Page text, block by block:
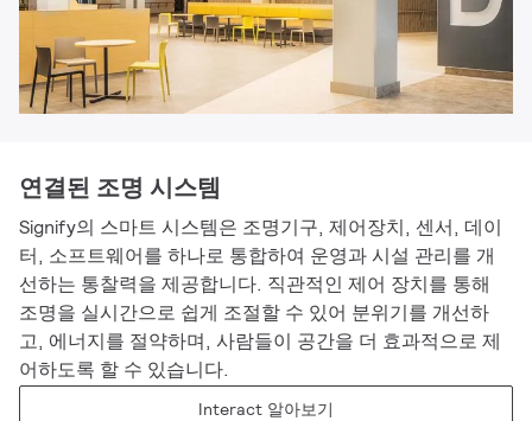
연결된 조명 시스템
Signify의 스마트 시스템은 조명기구, 제어장치, 센서, 데이
터, 소프트웨어를 하나로 통합하여 운영과 시설 관리를 개
선하는 통찰력을 제공합니다. 직관적인 제어 장치를 통해
조명을 실시간으로 쉽게 조절할 수 있어 분위기를 개선하
고, 에너지를 절약하며, 사람들이 공간을 더 효과적으로 제
어하도록 할 수 있습니다.
Interact 알아보기